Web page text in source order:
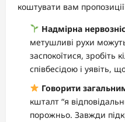
коштувати вам
Надмірна
метушливі рухи
заспокоїтися, зробіть
співбесідою і уявіть,
Говорити
кшталт “я
порожньо. Завжди